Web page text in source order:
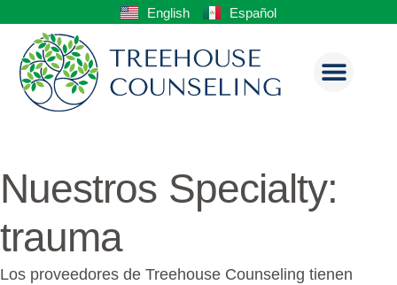
English Español
Nuestros Specialty:
trauma
Los proveedores de Treehouse Counseling tienen